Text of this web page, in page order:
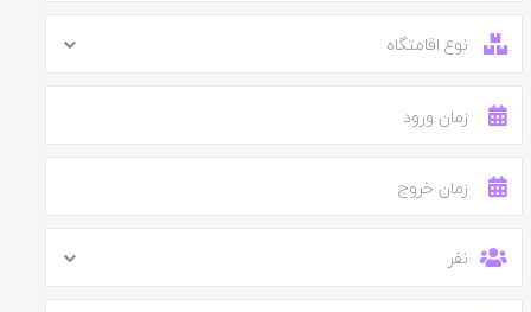
نوع اقامتگاه
نفر